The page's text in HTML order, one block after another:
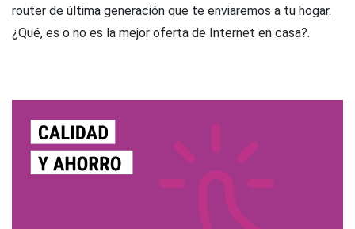
router de última generación que te enviaremos a tu hogar.
¿Qué, es o no es la mejor oferta de Internet en casa?.